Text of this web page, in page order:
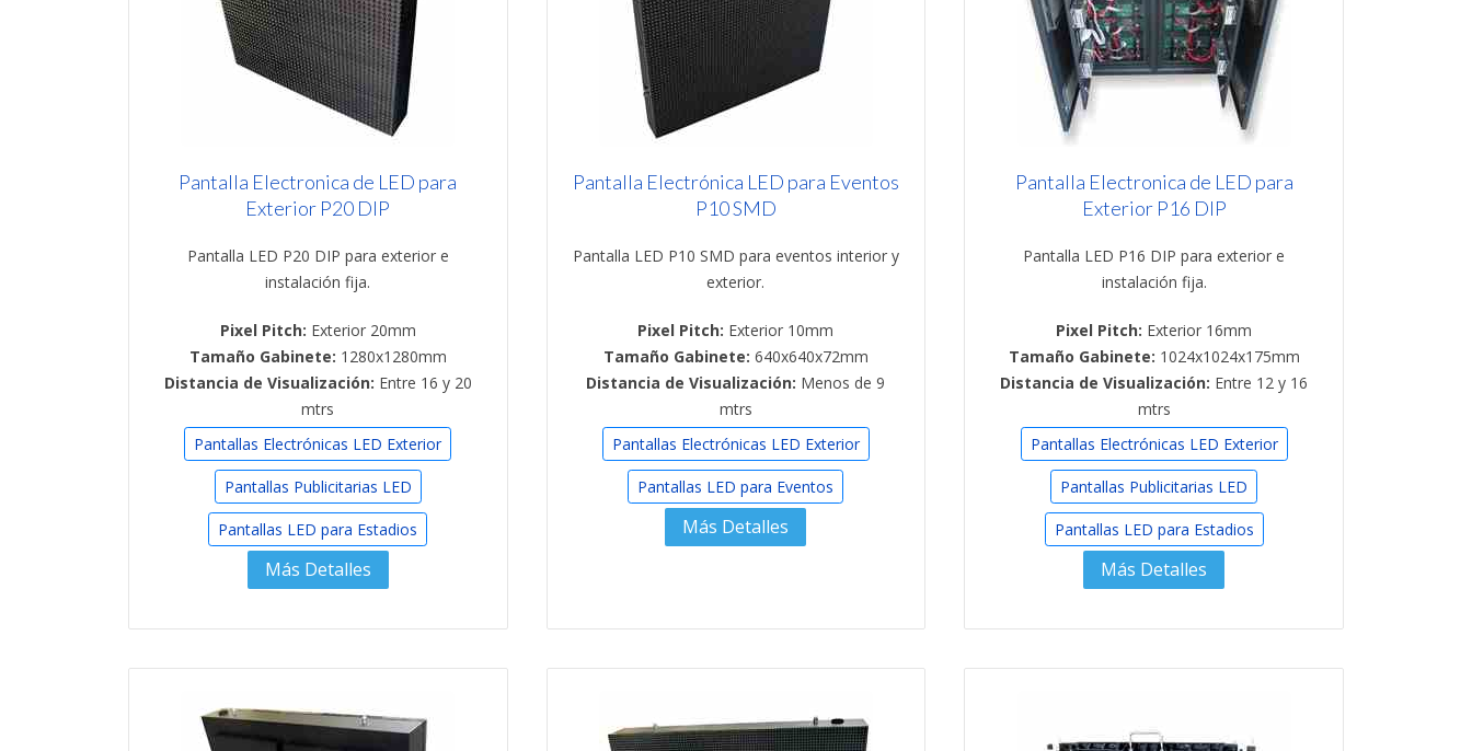
Pantalla Electronica de LED para
Exterior P20 DIP
Pantalla LED P20 DIP para exterior e
instalación fija.
Pixel Pitch: Exterior 20mm
Tamaño Gabinete: 1280x1280mm
Distancia de Visualización: Entre 16 y 20
mtrs
Pantallas Electrónicas LED Exterior
Pantallas Publicitarias LED
Pantallas LED para Estadios
Más Detalles
Pantalla Electrónica LED para Eventos
P10 SMD
Pantalla LED P10 SMD para eventos interior y
exterior.
Pixel Pitch: Exterior 10mm
Tamaño Gabinete: 640x640x72mm
Distancia de Visualización: Menos de 9
mtrs
Pantallas Electrónicas LED Exterior
Pantallas LED para Eventos
Más Detalles
Pantalla Electronica de LED para
Exterior P16 DIP
Pantalla LED P16 DIP para exterior e
instalación fija.
Pixel Pitch: Exterior 16mm
Tamaño Gabinete: 1024x1024x175mm
Distancia de Visualización: Entre 12 y 16
mtrs
Pantallas Electrónicas LED Exterior
Pantallas Publicitarias LED
Pantallas LED para Estadios
Más Detalles